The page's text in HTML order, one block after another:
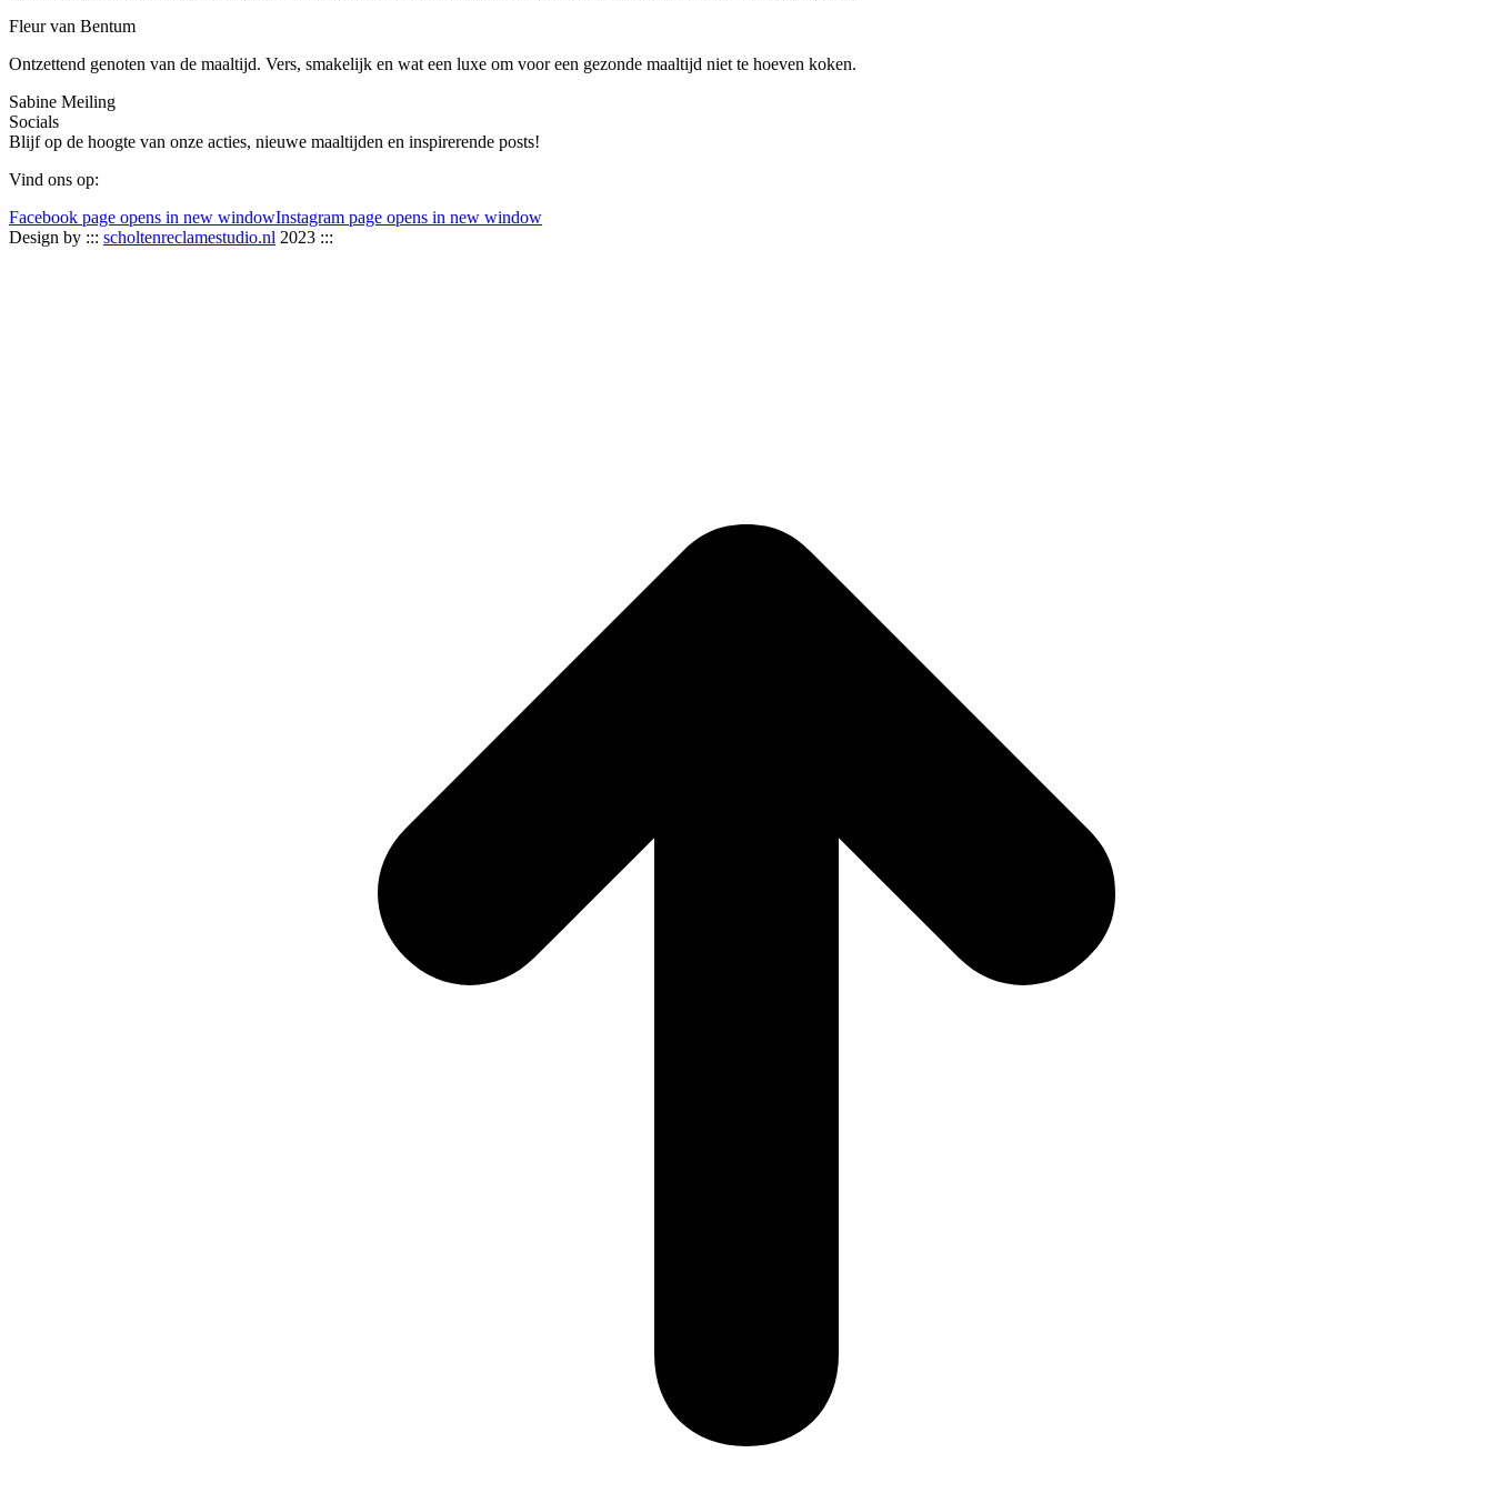
Fleur van Bentum
Ontzettend genoten van de maaltijd. Vers, smakelijk en wat een luxe om voor een gezonde maaltijd niet te hoeven koken.
Sabine Meiling
Socials
Blijf op de hoogte van onze acties, nieuwe maaltijden en inspirerende posts!
Vind ons op:
Facebook page opens in new windowInstagram page opens in new window
Design by ::: scholtenreclamestudio.nl 2023 :::